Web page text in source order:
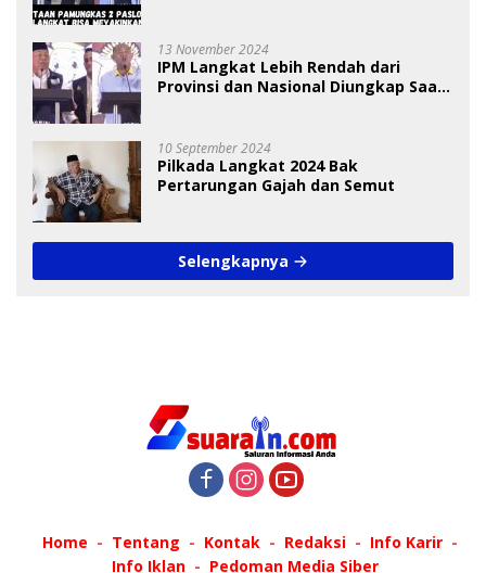
13 November 2024
IPM Langkat Lebih Rendah dari
Provinsi dan Nasional Diungkap Saat
10 September 2024
Pilkada Langkat 2024 Bak
Pertarungan Gajah dan Semut
Selengkapnya
Home Tentang Kontak Redaksi
Info Karir
Info Iklan
Pedoman Media Siber